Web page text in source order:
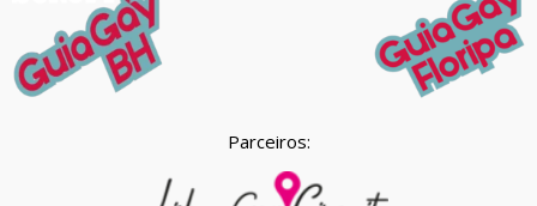
Parceiros: